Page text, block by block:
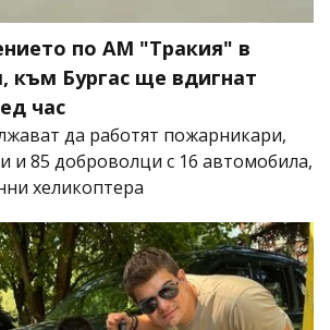
по АМ "Тракия" в
към Бургас ще вдигнат
час
да работят пожарникари,
и 85 доброволци с 16 автомобила,
хеликоптера